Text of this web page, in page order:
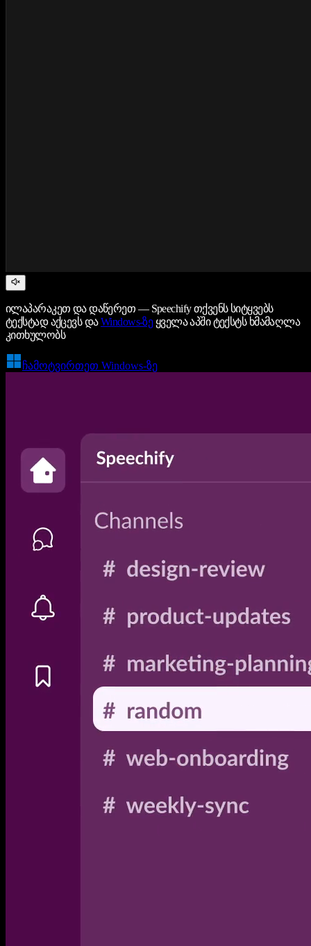
ილაპარაკეთ და დაწერეთ — Speechify თქვენს სიტყვებს
ტექსტად აქცევს დაWindows-ზეყველა აპში ტექსტს ხმამაღლა
კითხულობს
ჩამოტვირთეთ Windows-ზე